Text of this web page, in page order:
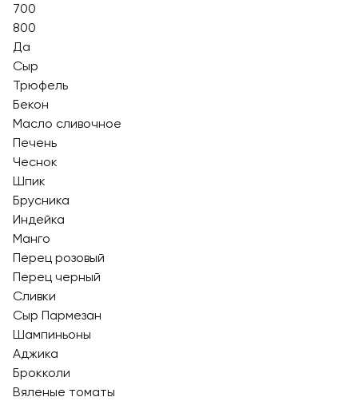
700
800
Да
Сыр
Трюфель
Бекон
Масло сливочное
Печень
Чеснок
Шпик
Брусника
Индейка
Манго
Перец розовый
Перец черный
Сливки
Сыр Пармезан
Шампиньоны
Аджика
Брокколи
Вяленые томаты